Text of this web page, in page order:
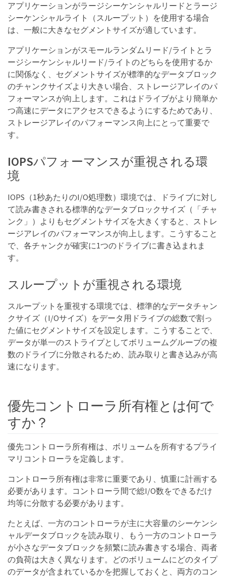
アプリケーションがラージシーケンシャルリードとラージ
シーケンシャルライト（スループット）を使用する場合
は、一般に大きなセグメントサイズが適しています。
アプリケーションがスモールランダムリード/ライトとラ
ージシーケンシャルリード/ライトのどちらを使用するか
に関係なく、セグメントサイズが標準的なデータブロック
のチャンクサイズより大きい場合、ストレージアレイのパ
フォーマンスが向上します。これはドライブがより簡単か
つ高速にデータにアクセスできるようにするためであり、
ストレージアレイのパフォーマンス向上にとって重要で
す。
IOPSパフォーマンスが重視される環
境
IOPS（1秒あたりのI/O処理数）環境では、ドライブに対し
て読み書きされる標準的なデータブロックサイズ（「チャ
ンク」）よりもセグメントサイズを大きくすると、ストレ
ージアレイのパフォーマンスが向上します。こうすること
で、各チャンクが確実に1つのドライブに書き込まれま
す。
スループットが重視される環境
スループットを重視する環境では、標準的なデータチャン
クサイズ（I/Oサイズ）をデータ用ドライブの総数で割っ
た値にセグメントサイズを設定します。こうすることで、
データが単一のストライプとしてボリュームグループの複
数のドライブに分散されるため、読み取りと書き込みが高
速になります。
優先コントローラ所有権とは何で
すか？
優先コントローラ所有権は、ボリュームを所有するプライ
マリコントローラを定義します。
コントローラ所有権は非常に重要であり、慎重に計画する
必要があります。コントローラ間で総I/O数をできるだけ
均等に分散する必要があります。
たとえば、一方のコントローラが主に大容量のシーケンシ
ャルデータブロックを読み取り、もう一方のコントローラ
が小さなデータブロックを頻繁に読み書きする場合、両者
の負荷は大きく異なります。どのボリュームにどのタイプ
のデータが含まれているかを把握しておくと、両方のコン